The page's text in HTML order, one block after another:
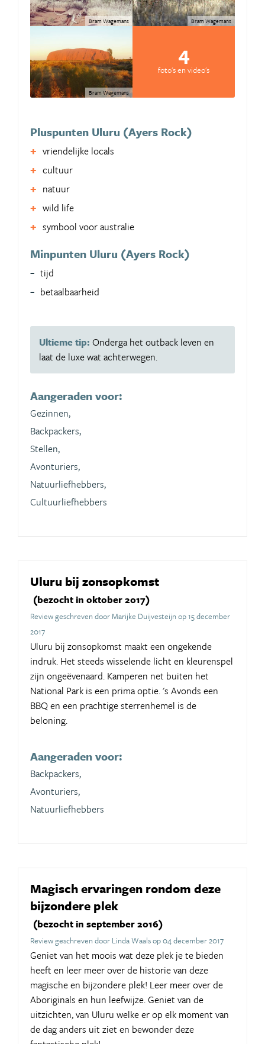
Bram Wagemans Bram Wagemans
Bram Wagemans
4
foto's en video's
Pluspunten Uluru (Ayers Rock)
vriendelijke locals
cultuur
natuur
wild life
symbool voor australie
Minpunten Uluru (Ayers Rock)
tijd
betaalbaarheid
Ultieme tip: Onderga het outback leven en
laat de luxe wat achterwegen.
Aangeraden voor:
Gezinnen,
Backpackers,
Stellen,
Avonturiers,
Natuurliefhebbers,
Cultuurliefhebbers
Uluru bij zonsopkomst
(bezocht in oktober 2017)
Review geschreven door Marijke Duijvesteijn op 15 december
2017
Uluru bij zonsopkomst maakt een ongekende
indruk. Het steeds wisselende licht en kleurenspel
zijn ongeëvenaard. Kamperen net buiten het
National Park is een prima optie. 's Avonds een
BBQ en een prachtige sterrenhemel is de
beloning.
Aangeraden voor:
Backpackers,
Avonturiers,
Natuurliefhebbers
Magisch ervaringen rondom deze
bijzondere plek
(bezocht in september 2016)
Review geschreven door Linda Waals op 04 december 2017
Geniet van het moois wat deze plek je te bieden
heeft en leer meer over de historie van deze
magische en bijzondere plek! Leer meer over de
Aboriginals en hun leefwijze. Geniet van de
uitzichten, van Uluru welke er op elk moment van
de dag anders uit ziet en bewonder deze